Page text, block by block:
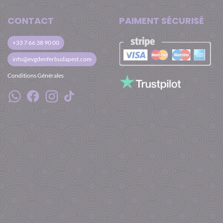
CONTACT
+33 7 66 38 90 00
info@evgdenferbudapest.com
Conditions Générales
PAIMENT SÉCURISÉ